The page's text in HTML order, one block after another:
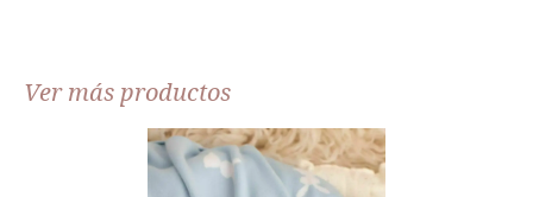
Ver más productos